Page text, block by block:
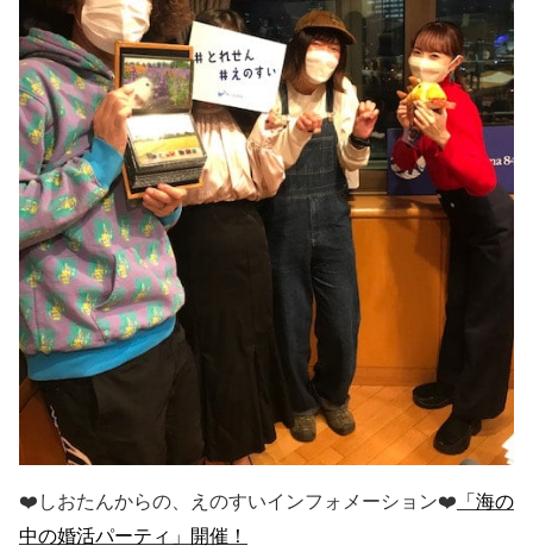
❤️しおたんからの、えのすいインフォメーション❤️ 「海の
中の婚活パーティ」開催！